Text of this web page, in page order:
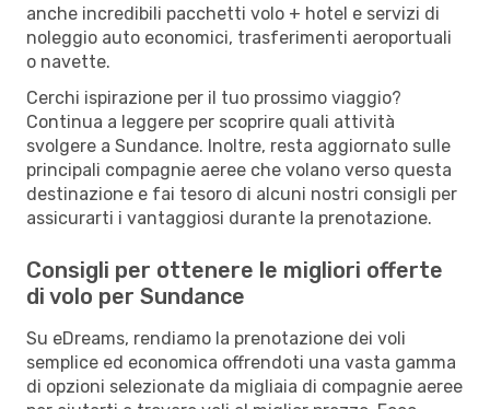
anche incredibili pacchetti volo + hotel e servizi di
noleggio auto economici, trasferimenti aeroportuali
o navette.
Cerchi ispirazione per il tuo prossimo viaggio?
Continua a leggere per scoprire quali attività
svolgere a Sundance. Inoltre, resta aggiornato sulle
principali compagnie aeree che volano verso questa
destinazione e fai tesoro di alcuni nostri consigli per
assicurarti i vantaggiosi durante la prenotazione.
Consigli per ottenere le migliori offerte
di volo per Sundance
Su eDreams, rendiamo la prenotazione dei voli
semplice ed economica offrendoti una vasta gamma
di opzioni selezionate da migliaia di compagnie aeree